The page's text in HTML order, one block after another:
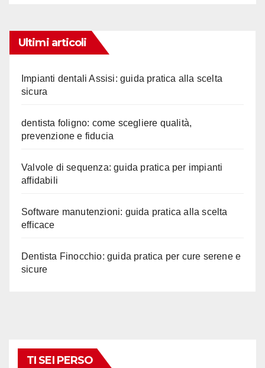
Ultimi articoli
Impianti dentali Assisi: guida pratica alla scelta
sicura
dentista foligno: come scegliere qualità,
prevenzione e fiducia
Valvole di sequenza: guida pratica per impianti
affidabili
Software manutenzioni: guida pratica alla scelta
efficace
Dentista Finocchio: guida pratica per cure serene e
sicure
TI SEI PERSO